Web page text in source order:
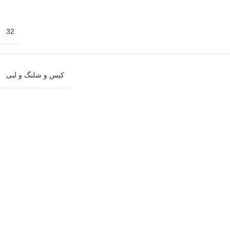
32
کیس و شلنگ و لبی